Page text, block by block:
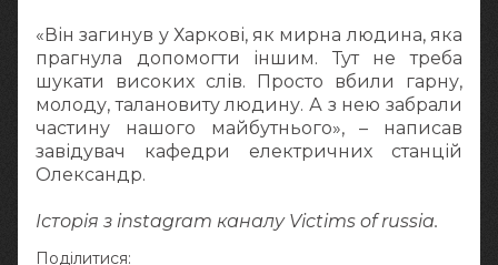
«Він загинув у Харкові, як мирна людина, яка
прагнула допомогти іншим. Тут не треба
шукати високих слів. Просто вбили гарну,
молоду, талановиту людину. А з нею забрали
частину нашого майбутнього», – написав
завідувач кафедри електричних станцій
Олександр.
Історія з instagram каналу Victims of russia.
Поділитися: